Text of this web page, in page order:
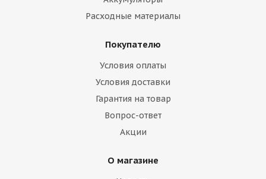
Расходные материалы
Покупателю
Условия оплаты
Условия доставки
Гарантия на товар
Вопрос-ответ
Акции
О магазине